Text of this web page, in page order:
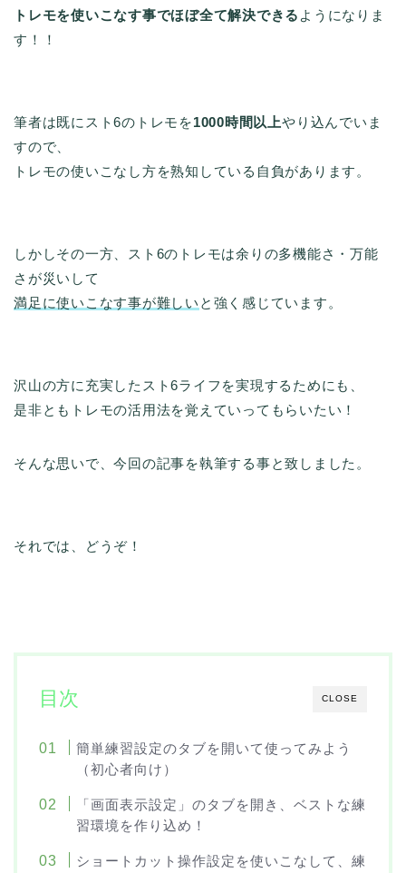
トレモを使いこなす事でほぼ全て解決できる ようになりま
す！！
筆者は既にスト6のトレモを1000時間以上やり込んでいま
すので、
トレモの使いこなし方を熟知している自負があります。
しかしその一方、スト6のトレモは余りの多機能さ・万能
さが災いして
満足に使いこなす事が難しい と強く感じています。
沢山の方に充実したスト6ライフを実現するためにも、
是非ともトレモの活用法を覚えていってもらいたい！
そんな思いで、今回の記事を執筆する事と致しました。
それでは、どうぞ！
CLOSE
目次
簡単練習設定のタブを開いて使ってみよう
（初心者向け）
「画面表示設定」のタブを開き、ベストな練
習環境を作り込め！
ショートカット操作設定を使いこなして、練